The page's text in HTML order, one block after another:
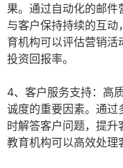
果。通过自动化的邮
与客户保持持续的互
育机构可以评估营销
投资回报率。
4、客户服务支持：高
诚度的重要因素。通过
时解答客户问题，提升
教育机构可以高效处理